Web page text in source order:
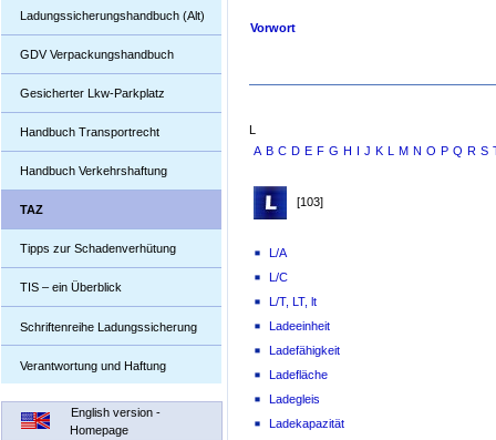
Ladungssicherungshandbuch (Alt)
GDV Verpackungshandbuch
Gesicherter Lkw-Parkplatz
Handbuch Transportrecht
Handbuch Verkehrshaftung
TAZ
Tipps zur Schadenverhütung
TIS – ein Überblick
Schriftenreihe Ladungssicherung
Verantwortung und Haftung
English version -
Homepage
Vorwort
A B C D E F G H J K M N O P Q R S
[103]
L/A
L/C
L/T, LT, lt
Ladeeinheit
Ladefähigkeit
Ladefläche
Ladegleis
Ladekapazität